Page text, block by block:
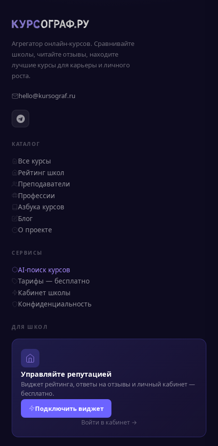
Агрегатор онлайн-курсов. Сравнивайте
школы, читайте отзывы, находите
лучшие курсы для карьеры и личного
роста.
hello@kursograf.ru
КАТАЛОГ
Все курсы
Рейтинг школ
Преподаватели
Профессии
Азбука курсов
Блог
О проекте
СЕРВИСЫ
AI-поиск курсов
Тарифы — бесплатно
Кабинет школы
Конфиденциальность
ДЛЯ ШКОЛ
Управляйте репутацией
Виджет рейтинга, ответы на отзывы и личный кабинет —
бесплатно.
Подключить виджет
Войти в кабинет →